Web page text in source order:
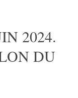
2024.
DU